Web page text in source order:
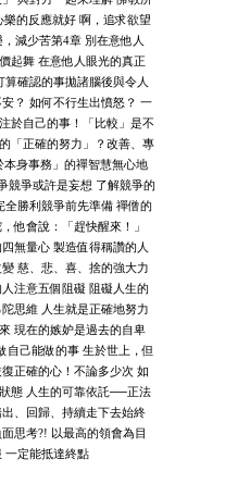
的反應就好 啊，追求欲望
減少苦第4章 別在意他人
起舞 在意他人眼光的真正
確認的事拋諸腦後與令人
？ 如何不行生出憤怒？ 一
於自己的事！「比較」是不
「正確的努力」？改善、專
身事務」的禪智慧無心地
競爭或許是妄想 了解競爭的
勝利競爭前先準備 禪僧的
他會說：「趕快醒來！」
無量心 製造值得稱讚的人
慈、悲、喜、捨的強大力
注意五個阻礙 阻礙人生的
思維 人生就是正確地努力
現在的嫉妒是過去的自卑
己能做的事 生於世上，但
正確的心！不論多少次 如
態 人生的可靠依託──正法
、回歸、持續走下去始終
思考?! 以最高的領會為目
一定能抵達終點